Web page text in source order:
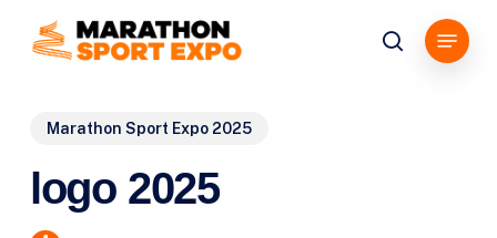
algemene
inhoud
zoeken
Menu
Marathon Sport Expo 2025
logo 2025